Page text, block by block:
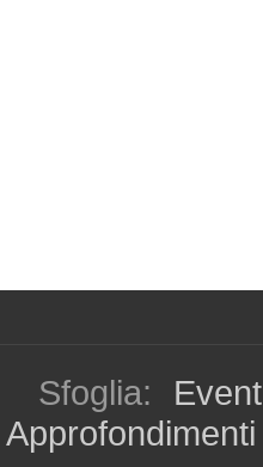
Sfoglia:
Approfondimenti